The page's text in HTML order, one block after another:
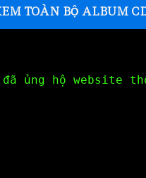
TOÀN BỘ ALBUM
đã ủng hộ website